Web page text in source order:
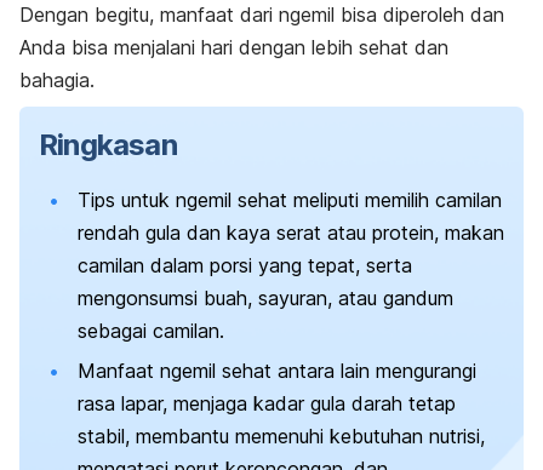
Dengan begitu, manfaat dari ngemil bisa diperoleh dan
Anda bisa menjalani hari dengan lebih sehat dan
bahagia.
Ringkasan
Tips untuk ngemil sehat meliputi memilih camilan
rendah gula dan kaya serat atau protein, makan
camilan dalam porsi yang tepat, serta
mengonsumsi buah, sayuran, atau gandum
sebagai camilan.
Manfaat ngemil sehat antara lain mengurangi
rasa lapar, menjaga kadar gula darah tetap
stabil, membantu memenuhi kebutuhan nutrisi,